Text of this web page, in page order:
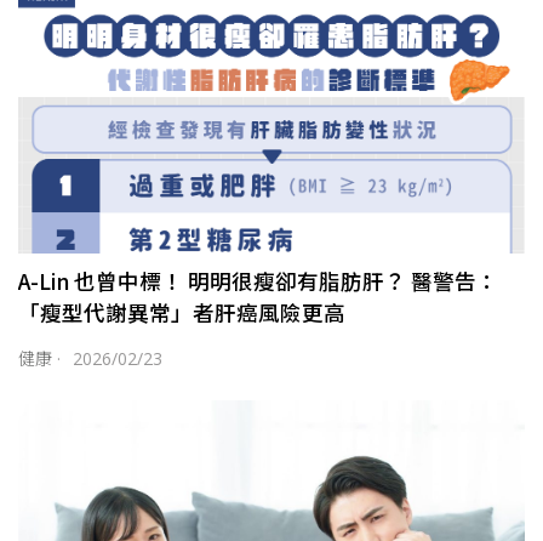
A-Lin 也曾中標！ 明明很瘦卻有脂肪肝？ 醫警告：
「瘦型代謝異常」者肝癌風險更高
健康 · 2026/02/23